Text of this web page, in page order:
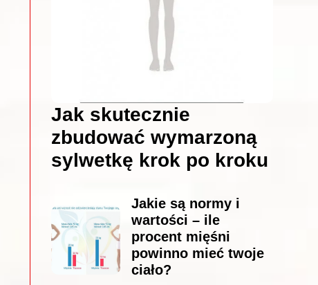
Jak skutecznie
zbudować wymarzoną
sylwetkę krok po kroku
Jakie są normy i
wartości – ile
procent mięśni
powinno mieć twoje
ciało?